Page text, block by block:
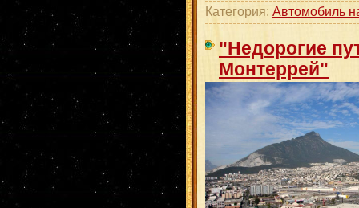
Категория: Автомобиль
"Недорогие
Монтеррей"